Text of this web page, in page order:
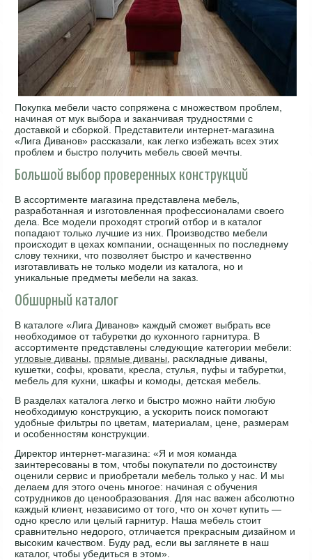
Покупка мебели часто сопряжена с множеством проблем,
начиная от мук выбора и заканчивая трудностями с
доставкой и сборкой. Представители интернет-магазина
«Лига Диванов» рассказали, как легко избежать всех этих
проблем и быстро получить мебель своей мечты.
Большой выбор проверенных конструкций
В ассортименте магазина представлена мебель,
разработанная и изготовленная профессионалами своего
дела. Все модели проходят строгий отбор и в каталог
попадают только лучшие из них. Производство мебели
происходит в цехах компании, оснащенных по последнему
слову техники, что позволяет быстро и качественно
изготавливать не только модели из каталога, но и
уникальные предметы мебели на заказ.
Обширный каталог
В каталоге «Лига Диванов» каждый сможет выбрать все
необходимое от табуретки до кухонного гарнитура. В
ассортименте представлены следующие категории мебели:
угловые диваны
прямые диваны , раскладные диваны,
кушетки, софы, кровати, кресла, стулья, пуфы и табуретки,
мебель для кухни, шкафы и комоды, детская мебель.
В разделах каталога легко и быстро можно найти любую
необходимую конструкцию, а ускорить поиск помогают
удобные фильтры по цветам, материалам, цене, размерам
и особенностям конструкции.
Директор интернет-магазина: «Я и моя команда
заинтересованы в том, чтобы покупатели по достоинству
оценили сервис и приобретали мебель только у нас. И мы
делаем для этого очень многое: начиная с обучения
сотрудников до ценообразования. Для нас важен абсолютно
каждый клиент, независимо от того, что он хочет купить —
одно кресло или целый гарнитур. Наша мебель стоит
сравнительно недорого, отличается прекрасным дизайном и
высоким качеством. Буду рад, если вы заглянете в наш
каталог, чтобы убедиться в этом».